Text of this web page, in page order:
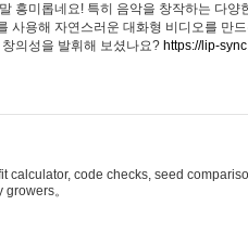
흥미롭네요! 특히 음악을 창작하는 다양
사용해 자연스러운 대화형 비디오를 만
의성을 발휘해 보셨나요? https://lip-
code checks, seed
。